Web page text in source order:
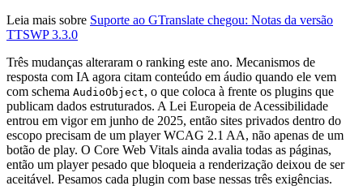
Leia mais sobre Suporte ao GTranslate chegou: Notas da versão
TTSWP 3.3.0
Três mudanças alteraram o ranking este ano. Mecanismos de
resposta com IA agora citam conteúdo em áudio quando ele vem
com schema AudioObject, o que coloca à frente os plugins que
publicam dados estruturados. A Lei Europeia de Acessibilidade
entrou em vigor em junho de 2025, então sites privados dentro do
escopo precisam de um player WCAG 2.1 AA, não apenas de um
botão de play. O Core Web Vitals ainda avalia todas as páginas,
então um player pesado que bloqueia a renderização deixou de ser
aceitável. Pesamos cada plugin com base nessas três exigências.